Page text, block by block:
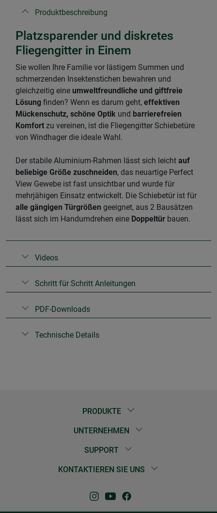
Produktbeschreibung
Platzsparender und diskretes
Fliegengitter in Einem
Sie wollen Ihre Familie vor lästigem Summen und
schmerzenden Insektenstichen bewahren und
gleichzeitig eine umweltfreundliche und giftfreie
Lösung finden? Wenn es darum geht, effektiven
Mückenschutz, schöne Optik und barrierefreien
Komfort zu vereinen, ist die Fliegengitter Schiebetüre
von Windhager die ideale Wahl.
​Der stabile Aluminium-Rahmen lässt sich leicht auf
beliebige Größe zuschneiden, das neuartige Perfect
View Gewebe ist fast unsichtbar und wurde für
mehrjähigen Einsatz entwickelt. Die Schiebetür ist für
alle gängigen Türgrößen geeignet, aus 2 Bausätzen
lässt sich im Handumdrehen eine Doppeltür bauen.
Videos
Schritt für Schritt Anleitungen
PDF-Downloads
Technische Details
PRODUKTE
UNTERNEHMEN
SUPPORT
KONTAKTIEREN SIE UNS